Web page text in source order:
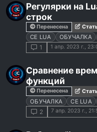
Регулярки на
строк
Перенесена
CE LUA ОБУЧАЛКА
1 1 апр. 2023 г.,
Сравнение
функций
Перенесена
ОБУЧАЛКА CE LUA
2 7 апр. 2023 г.,